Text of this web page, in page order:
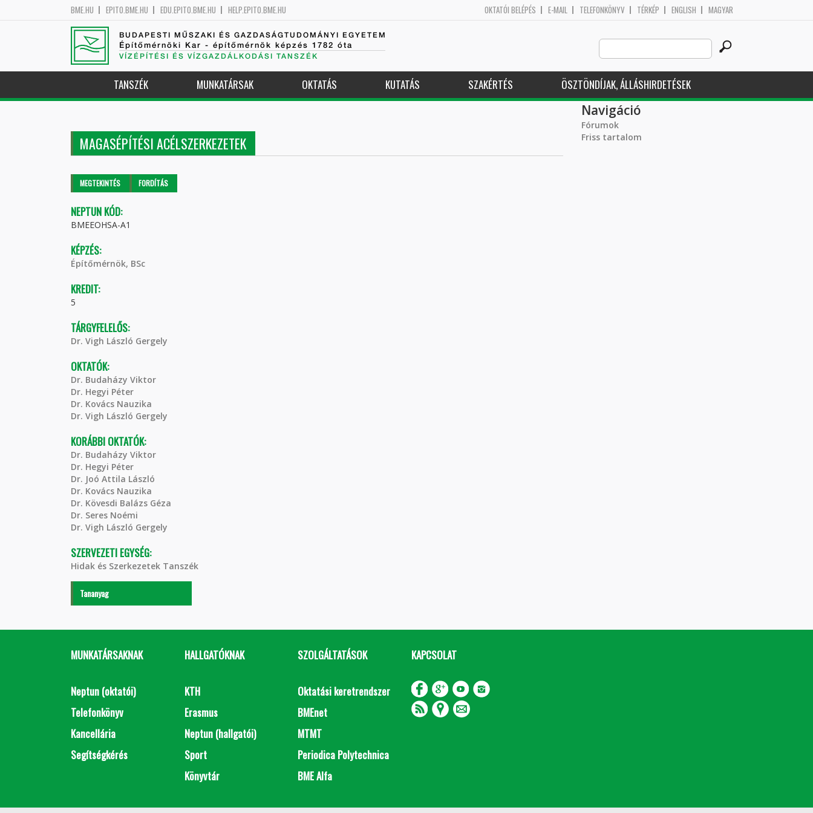
BME.HU EPITO.BME.HU EDU.EPITO.BME.HU HELP.EPITO.BME.HU OKTATÓI BELÉPÉS E-MAIL TELEFONKÖNYV TÉRKÉP ENGLISH MAGYAR
BUDAPESTI MŰSZAKI ÉS GAZDASÁGTUDOMÁNYI EGYETEM
Építőmérnöki Kar - építőmérnök képzés 1782 óta
VÍZÉPÍTÉSI ÉS VÍZGAZDÁLKODÁSI TANSZÉK
Search
this
site
TANSZÉK MUNKATÁRSAK OKTATÁS KUTATÁS SZAKÉRTÉS ÖSZTÖNDÍJAK, ÁLLÁSHIRDETÉSEK
MAGASÉPÍTÉSI ACÉLSZERKEZETEK
Elsődleges fülek
MEGTEKINTÉS (AKTÍVFORDÍTÁS
NEPTUN KÓD:
BMEEOHSA-A1
KÉPZÉS:
Építőmérnök, BSc
KREDIT:
5
TÁRGYFELELŐS:
Dr. Vigh László Gergely
OKTATÓK:
Dr. Budaházy Viktor
Dr. Hegyi Péter
Dr. Kovács Nauzika
Dr. Vigh László Gergely
KORÁBBI OKTATÓK:
Dr. Budaházy Viktor
Dr. Hegyi Péter
Dr. Joó Attila László
Dr. Kovács Nauzika
Dr. Kövesdi Balázs Géza
Dr. Seres Noémi
Dr. Vigh László Gergely
SZERVEZETI EGYSÉG:
Hidak és Szerkezetek Tanszék
Tananyag
Navigáció
Fórumok
Friss tartalom
MUNKATÁRSAKNAK
Neptun (oktatói)
Telefonkönyv
Kancellária
Segítségkérés
HALLGATÓKNAK
KTH
Erasmus
Neptun (hallgatói)
Sport
Könyvtár
SZOLGÁLTATÁSOK
Oktatási keretrendszer
BMEnet
MTMT
Periodica Polytechnica
BME Alfa
KAPCSOLAT